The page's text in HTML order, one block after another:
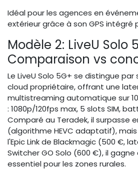
Idéal pour les agences en
extérieur grâce à son GPS intégré
Modèle 2: LiveU Solo
Comparaison vs
Le LiveU Solo 5G+ se distingue
cloud propriétaire, offrant une
multistreaming automatique sur
: 1080p/120fps max, 5 slots SIM,
Comparé au Teradek, il surpasse
(algorithme HEVC adaptatif),
l'Epic Link de Blackmagic (500 €,
Switcher GO Solo (600 €), il
essentiel pour les zones rurales.